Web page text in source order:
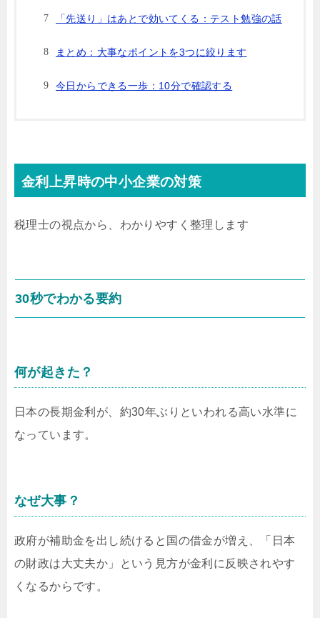
「先送り」はあとで効いてくる：テスト勉強の話
まとめ：大事なポイントを3つに絞ります
今日からできる一歩：10分で確認する
金利上昇時の中小企業の対策
税理士の視点から、わかりやすく整理します
30秒でわかる要約
何が起きた？
日本の長期金利が、約30年ぶりといわれる高い水準に
なっています。
なぜ大事？
政府が補助金を出し続けると国の借金が増え、「日本
の財政は大丈夫か」という見方が金利に反映されやす
くなるからです。